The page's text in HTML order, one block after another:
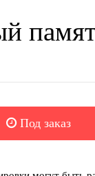
Под заказ